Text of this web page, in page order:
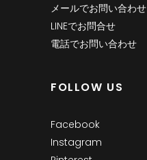
メールでお問い合わせ
LINEでお問合せ
電話でお問い合わせ
FOLLOW US
Facebook
Instagram